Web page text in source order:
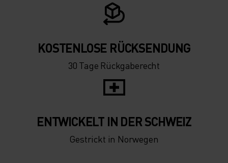
KOSTENLOSE RÜCKSENDUNG
30 Tage Rückgaberecht
ENTWICKELT IN DER SCHWEIZ
Gestrickt in Norwegen